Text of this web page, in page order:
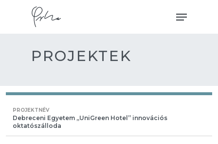
Menu
PROJEKTEK
Debreceni Egyetem „UniGreen Hotel” innovációs
oktatószálloda